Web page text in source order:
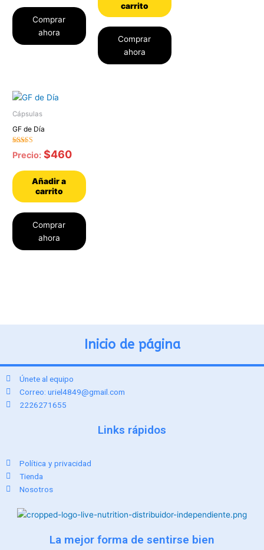
Comprar
ahora
carrito
Comprar
ahora
Cápsulas
GF de Día
Valorado con
5.00
Precio: $460
Añadir a
carrito
Comprar
ahora
Inicio de página
Únete al equipo
Correo: uriel4849@gmail.com
2226271655
Links rápidos
Política y privacidad
Tienda
Nosotros
La mejor forma de sentirse bien